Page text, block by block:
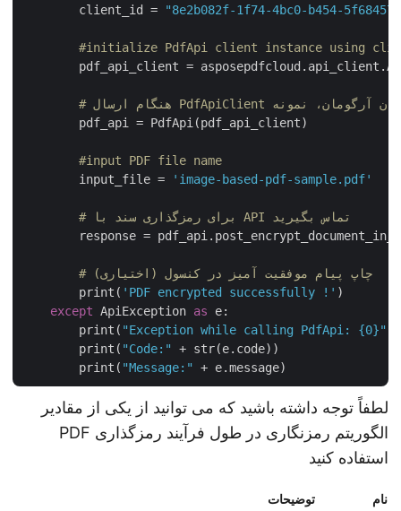
        client_id =
"8e2b082f-1f74-4bc0-b454-
#initialize PdfApi client instance using
pdf_api_client =
        pdf_api = PdfApi(pdf_api_client)
#input PDF file name
        input_file =
'image-based-pdf-sample.pdf'
# برای رمزگذاری سند با API تماس بگیرید
response =
# چاپ پیام موفقیت آمیز در کنسول (اختیاری)
        print(
'PDF encrypted successfully !'
except ApiException as e:
        print(
"Exception while calling PdfApi: {0}"
        print(
"Code:" + str(e.code))
        print(
"Message:"
لطفاً توجه داشته باشید که می توانید از یکی از مقادیر
الگوریتم رمزنگاری در طول فرآیند رمزگذاری PDF
استفاده کنید
نام توضیحات